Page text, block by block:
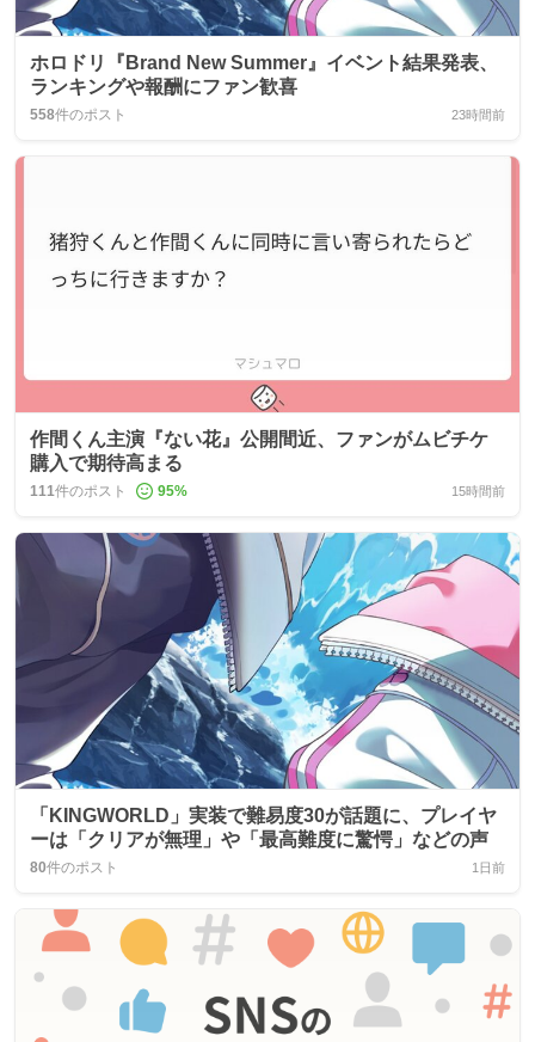
ホロドリ『Brand New Summer』イベント結果発表、
ランキングや報酬にファン歓喜
558件のポスト 23時間前
作間くん主演『ない花』公開間近、ファンがムビチケ
購入で期待高まる
111件のポスト 95% 15時間前
「KINGWORLD」実装で難易度30が話題に、プレイヤ
ーは「クリアが無理」や「最高難度に驚愕」などの声
80件のポスト 1日前